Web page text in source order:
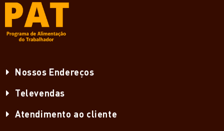
Nossos Endereços
Televendas
Atendimento ao cliente